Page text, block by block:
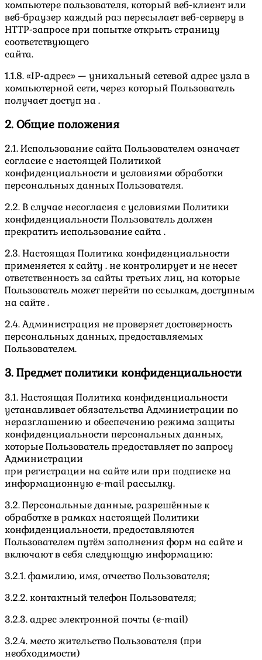
компьютере пользователя, который веб-клиент или
веб-браузер каждый раз пересылает веб-серверу в
HTTP-запросе при попытке открыть страницу
соответствующего
сайта.
1.1.8. «IP-адрес» — уникальный сетевой адрес узла в
компьютерной сети, через который Пользователь
получает доступ на .
2. Общие положения
2.1. Использование сайта Пользователем означает
согласие с настоящей Политикой
конфиденциальности и условиями обработки
персональных данных Пользователя.
2.2. В случае несогласия с условиями Политики
конфиденциальности Пользователь должен
прекратить использование сайта .
2.3. Настоящая Политика конфиденциальности
применяется к сайту . не контролирует и не несет
ответственность за сайты третьих лиц, на которые
Пользователь может перейти по ссылкам, доступным
на сайте .
2.4. Администрация не проверяет достоверность
персональных данных, предоставляемых
Пользователем.
3. Предмет политики конфиденциальности
3.1. Настоящая Политика конфиденциальности
устанавливает обязательства Администрации по
неразглашению и обеспечению режима защиты
конфиденциальности персональных данных,
которые Пользователь предоставляет по запросу
Администрации
при регистрации на сайте или при подписке на
информационную e-mail рассылку.
3.2. Персональные данные, разрешённые к
обработке в рамках настоящей Политики
конфиденциальности, предоставляются
Пользователем путём заполнения форм на сайте и
включают в себя следующую информацию:
3.2.1. фамилию, имя, отчество Пользователя;
3.2.2. контактный телефон Пользователя;
3.2.3. адрес электронной почты (e-mail)
3.2.4. место жительство Пользователя (при
необходимости)